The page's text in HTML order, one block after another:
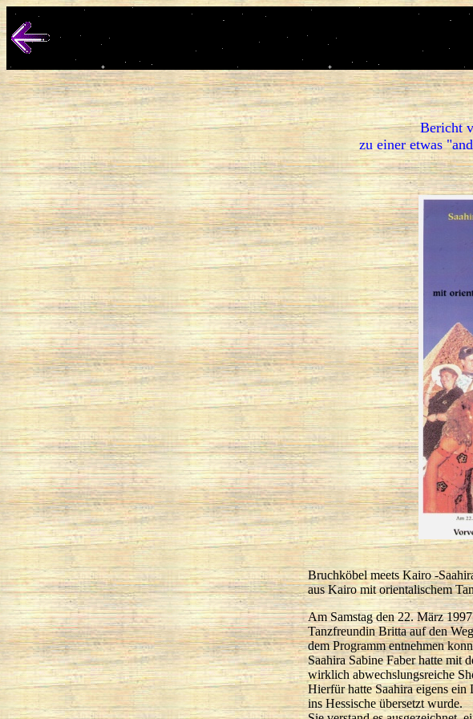
Bericht
zu einer etwas
Bruchköbel meets Kairo -
aus Kairo mit orientalischem
Am Samstag den 22. März
Tanzfreundin Britta auf den
dem Programm entnehmen
Saahira Sabine Faber hatte mit
wirklich abwechslungsreiche
Hierfür hatte Saahira eigens
ins Hessische übersetzt wurde.